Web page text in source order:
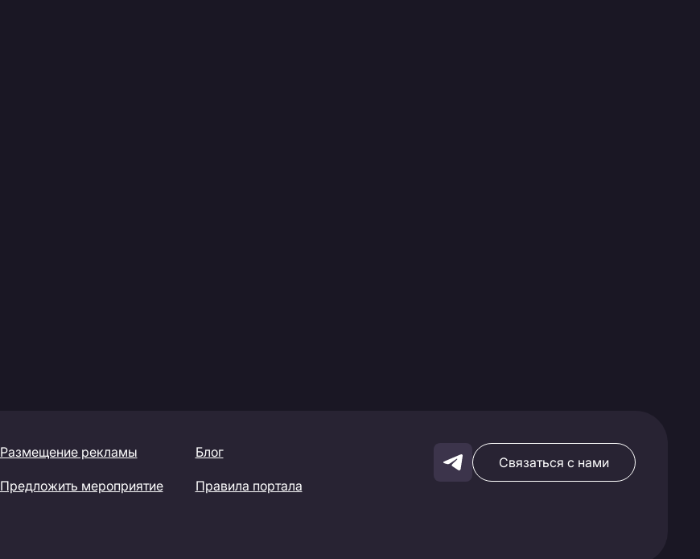
Размещение рекламы Блог
Предложить мероприятие Правила портала
Связаться с нами